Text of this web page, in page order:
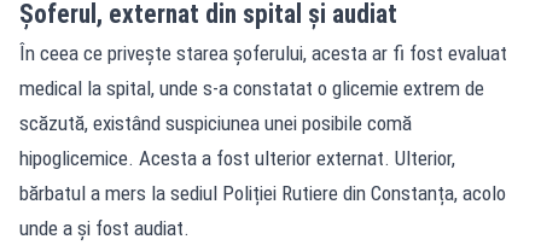
Șoferul, externat din spital și audiat
În ceea ce privește starea șoferului, acesta ar fi fost evaluat
medical la spital, unde s-a constatat o glicemie extrem de
scăzută, existând suspiciunea unei posibile comă
hipoglicemice. Acesta a fost ulterior externat. Ulterior,
bărbatul a mers la sediul Poliției Rutiere din Constanța, acolo
unde a și fost audiat.